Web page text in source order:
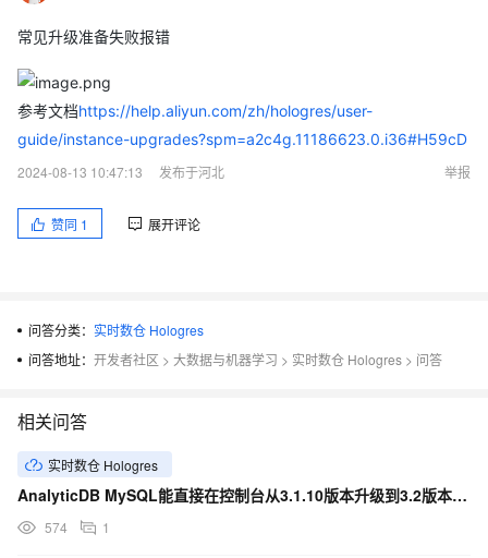
常见升级准备失败报错
参考文档https://help.aliyun.com/zh/hologres/user-
guide/instance-upgrades?spm=a2c4g.11186623.0.i36#H59cD
2024-08-13 10:47:13
发布于河北 举报
赞同 1 展开评论
问答分类： 实时数仓 Hologres
问答地址： 开发者社区 > 大数据与机器学习 > 实时数仓 Hologres > 问答
相关问答
实时数仓 Hologres
AnalyticDB MySQL能直接在控制台从3.1.10版本升级到3.2版本吗，可能有哪些风险
574 1